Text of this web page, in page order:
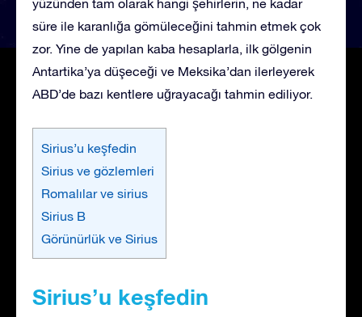
yüzünden tam olarak hangi şehirlerin, ne kadar
süre ile karanlığa gömüleceğini tahmin etmek çok
zor. Yine de yapılan kaba hesaplarla, ilk gölgenin
Antartika’ya düşeceği ve Meksika’dan ilerleyerek
ABD’de bazı kentlere uğrayacağı tahmin ediliyor.
Sirius’u keşfedin
Sirius ve gözlemleri
Romalılar ve sirius
Sirius B
Görünürlük ve Sirius
Sirius’u keşfedin